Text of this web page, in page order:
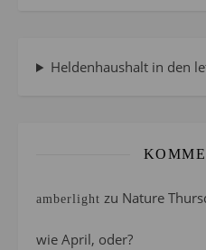
Heldenhaushalt in den
amberlight zu Nature
wie April, oder?